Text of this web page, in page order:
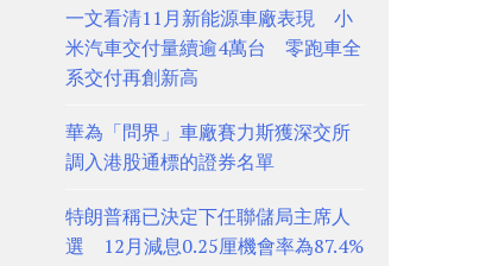
一文看清11月新能源車廠表現 小
米汽車交付量續逾4萬台 零跑車全
系交付再創新高
華為「問界」車廠賽力斯獲深交所
調入港股通標的證券名單
特朗普稱已決定下任聯儲局主席人
選 12月減息0.25厘機會率為87.4%